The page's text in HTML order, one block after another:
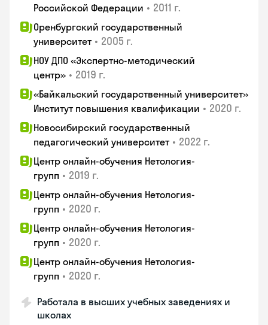
Российской Федерации • 2011 г.
Оренбургский государственный
университет • 2005 г.
НОУ ДПО «Экспертно-методический
центр» • 2019 г.
«Байкальский государственный университет»
Институт повышения квалификации • 2020 г.
Новосибирский государственный
педагогический университет • 2022 г.
Центр онлайн-обучения Нетология-
групп • 2019 г.
Центр онлайн-обучения Нетология-
групп • 2020 г.
Центр онлайн-обучения Нетология-
групп • 2020 г.
Центр онлайн-обучения Нетология-
групп • 2020 г.
Работала в высших учебных заведениях и
школах